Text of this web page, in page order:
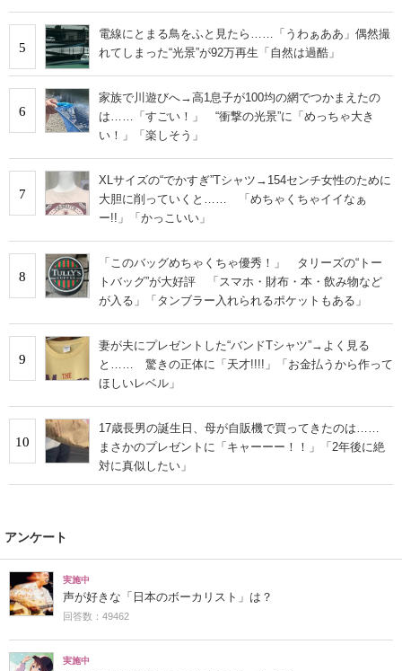
5
電線にとまる鳥をふと見たら……「うわぁああ」偶然撮
れてしまった“光景”が92万再生「自然は過酷」
6
家族で川遊びへ→高1息子が100均の網でつかまえたの
は……「すごい！」 “衝撃の光景”に「めっちゃ大き
い！」「楽しそう」
7
XLサイズの“でかすぎ”Tシャツ→154センチ女性のために
大胆に削っていくと…… 「めちゃくちゃイイなぁ
ー!!」「かっこいい」
8
「このバッグめちゃくちゃ優秀！」 タリーズの“トー
トバッグ”が大好評 「スマホ・財布・本・飲み物など
が入る」「タンブラー入れられるポケットもある」
9
妻が夫にプレゼントした“バンドTシャツ”→よく見る
と…… 驚きの正体に「天才!!!!」「お金払うから作って
ほしいレベル」
10
17歳長男の誕生日、母が自販機で買ってきたのは……
まさかのプレゼントに「キャーーー！！」「2年後に絶
対に真似したい」
アンケート
実施中
声が好きな「日本のボーカリスト」は？
回答数：49462
実施中